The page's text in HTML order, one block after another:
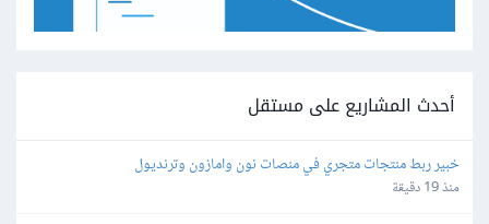
أحدث المشاريع على مستقل
خبير ربط منتجات متجري في منصات نون وامازون وترنديول
منذ 19 دقيقة